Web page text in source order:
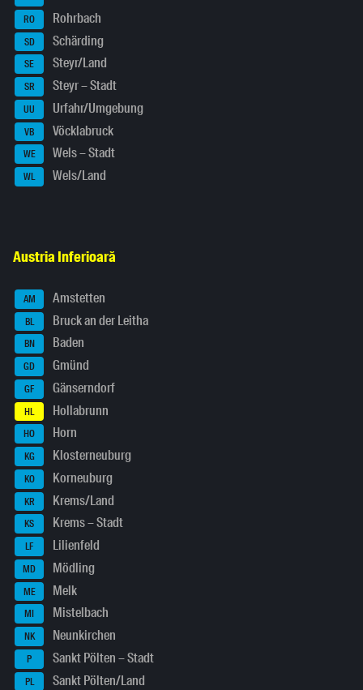
RO Rohrbach
SD Schärding
SE Steyr/Land
SR Steyr – Stadt
UU Urfahr/Umgebung
VB Vöcklabruck
WE Wels – Stadt
WL Wels/Land
Austria Inferioară
AM Amstetten
BL Bruck an der Leitha
BN Baden
GD Gmünd
GF Gänserndorf
HL Hollabrunn
HO Horn
KG Klosterneuburg
KO Korneuburg
KR Krems/Land
KS Krems – Stadt
LF Lilienfeld
MD Mödling
ME Melk
MI Mistelbach
NK Neunkirchen
P Sankt Pölten – Stadt
PL Sankt Pölten/Land